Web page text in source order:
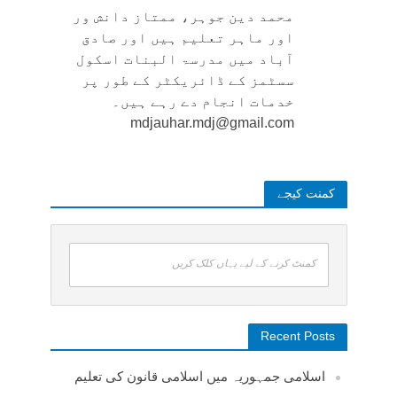
محمد دین جوہر، ممتاز دانش ور
اور ماہر تعلیم ہیں اور صادق
آباد میں مدرسۃ البنات اسکول
سسٹمز کے ڈائریکٹر کے طور پر
خدمات انجام دے رہے ہیں۔
mdjauhar.mdj@gmail.com
کمنت کیجے
کمنٹ کرنے کے لیے یہاں کلک کریں
Recent Posts
اسلامی جمہوریہ میں اسلامی قانون کی تعلیم